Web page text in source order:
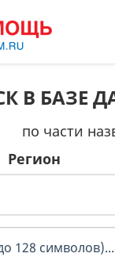
В БАЗЕ
по части
Регион